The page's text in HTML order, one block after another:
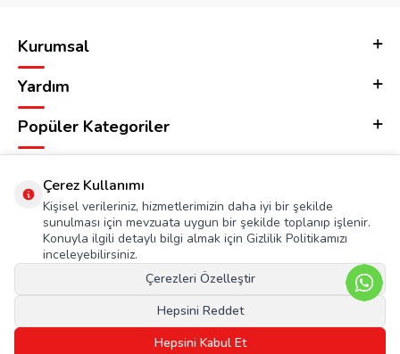
Kurumsal
Yardım
Popüler Kategoriler
Çerez Kullanımı
Kişisel verileriniz, hizmetlerimizin daha iyi bir şekilde
sunulması için mevzuata uygun bir şekilde toplanıp işlenir.
Konuyla ilgili detaylı bilgi almak için Gizlilik Politikamızı
inceleyebilirsiniz.
Çerezleri Özelleştir
Hepsini Reddet
Hepsini Kabul Et